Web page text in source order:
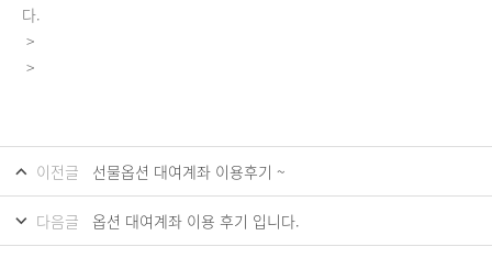
다.
>
>
이전글 선물옵션 대여계좌 이용후기 ~
다음글 옵션 대여계좌 이용 후기 입니다.